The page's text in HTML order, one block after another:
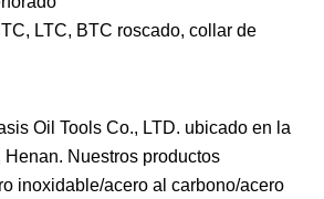
LTC, BTC roscado, collar de
Oil Tools Co., LTD. ubicado en la
Nuestros productos
inoxidable/acero al carbono/acero